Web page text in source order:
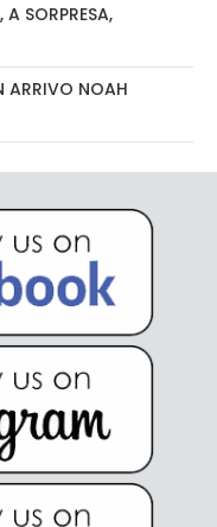
SORPRESA,
ARRIVO NOAH